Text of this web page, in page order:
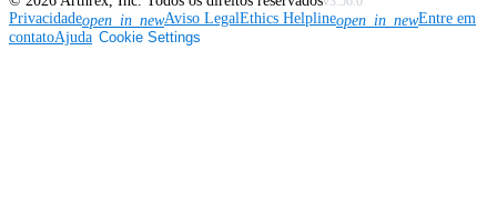
Privacidadeopen_in_newAviso LegalEthics Helplineopen_in_newEntre em
contatoAjuda Cookie Settings